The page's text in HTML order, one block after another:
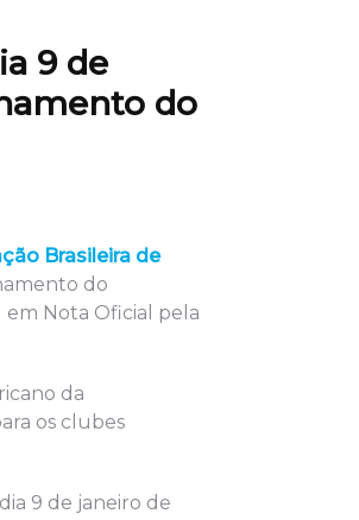
9 de
do
Brasileira de
do
em Nota Oficial pela
da
os clubes
9 de janeiro de